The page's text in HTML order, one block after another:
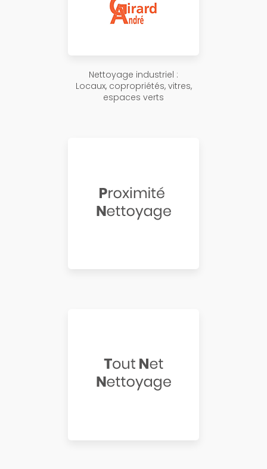
Nettoyage industriel :
Locaux, copropriétés, vitres,
espaces verts